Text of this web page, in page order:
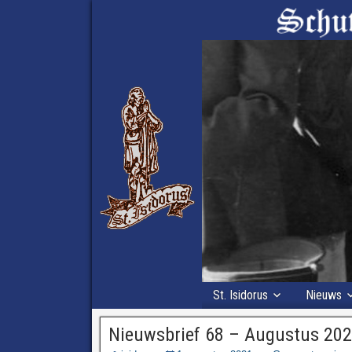
St. Isidorus Nieuws
Nieuwsbrief 68 – Augustus